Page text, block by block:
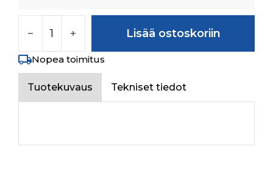
Lisää ostoskoriin
Nopea toimitus
Tuotekuvaus Tekniset tiedot